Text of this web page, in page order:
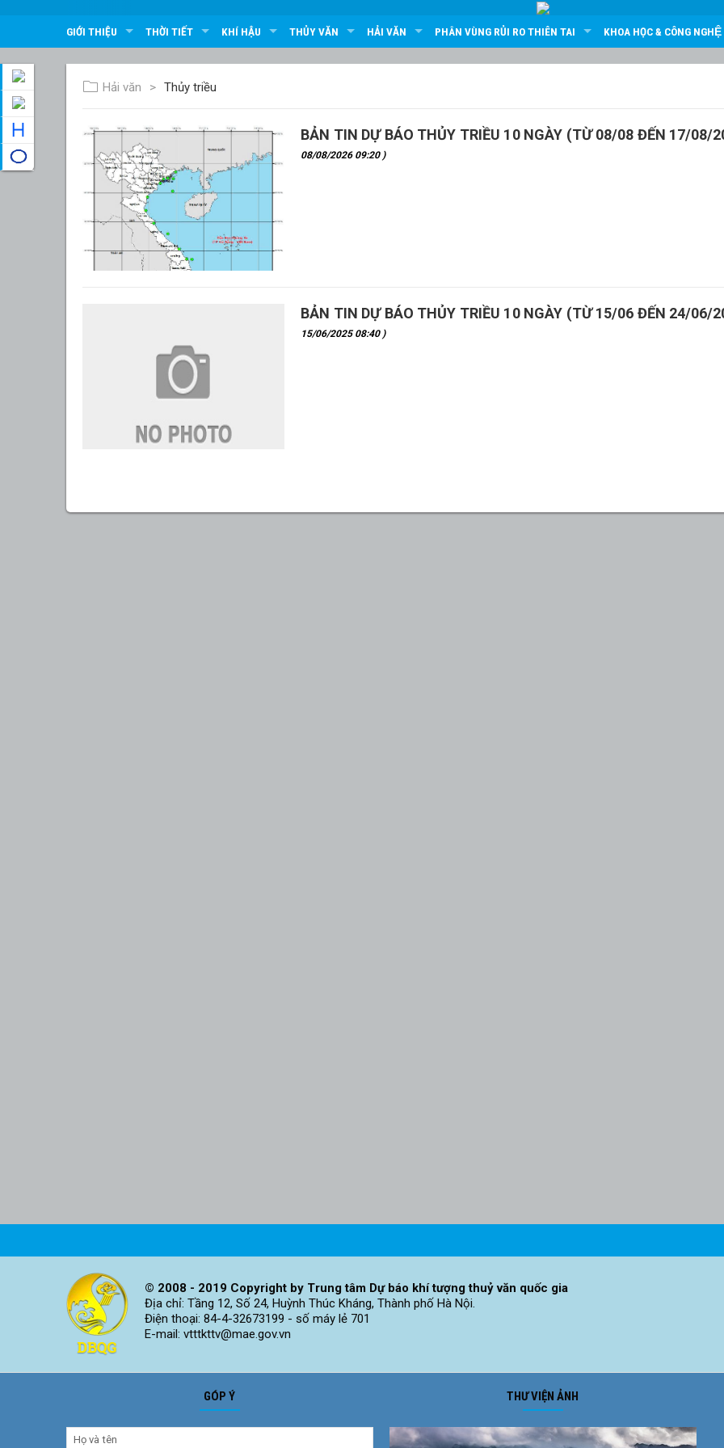
GIỚI THIỆU THỜI TIẾT KHÍ HẬU THỦY VĂN HẢI VĂN PHÂN VÙNG RỦI RO THIÊN TAI KHOA HỌC & CÔNG NGHỆ
Hải văn Thủy triều
BẢN TIN DỰ BÁO THỦY TRIỀU 10 NGÀY (TỪ 08/08 ĐẾN 17/08/
08/08/2026 09:20 )
BẢN TIN DỰ BÁO THỦY TRIỀU 10 NGÀY (TỪ 15/06 ĐẾN 24/06/
15/06/2025 08:40 )
© 2008 - 2019 Copyright by Trung tâm Dự báo khí tượng thuỷ văn quốc gia
Địa chỉ: Tầng 12, Số 24, Huỳnh Thúc Kháng, Thành phố Hà Nội.
Điện thoại: 84-4-32673199 - số máy lẻ 701
E-mail: vtttkttv@mae.gov.vn
GÓP Ý THƯ VIỆN ẢNH